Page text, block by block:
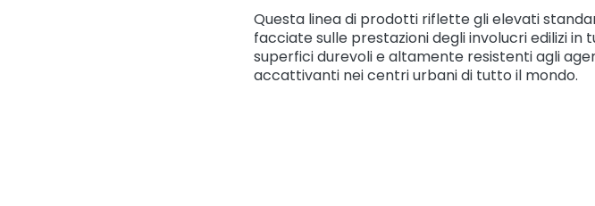
Questa linea di prodotti riflette gli elevati
facciate sulle prestazioni degli involucri edilizi
superfici durevoli e altamente resistenti agli
accattivanti nei centri urbani di tutto il mondo.